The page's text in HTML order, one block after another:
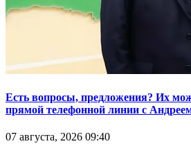
Есть вопросы, предложения? Их
прямой телефонной линии с
07 августа, 2026 09:40